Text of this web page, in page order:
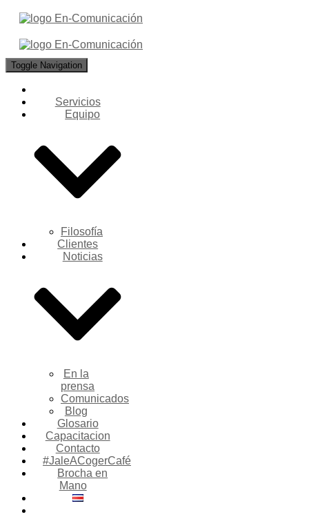
Toggle Navigation
Servicios
Equipo
Filosofía
Clientes
Noticias
En la
prensa
Comunicados
Blog
Glosario
Capacitacion
Contacto
#JaleACogerCafé
Brocha en
Mano